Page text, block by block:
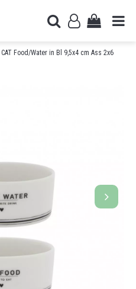
Food/Water in Bl 9,5x4 cm Ass 2x6